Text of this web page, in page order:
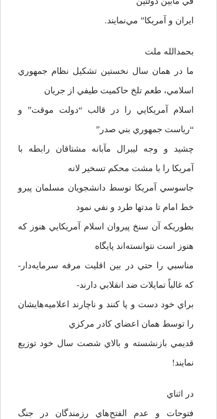
ايران و آمريكا” مي‌نمايند.
بحمدالله ملت
ما در همان سال نخستين تشكيل نظام جمهوري
اسلامي، طعم تلخ حاكميت طيفي از جريان
اسلام آمريكايي را در قالب “دولت موقت” و
“رياست جمهوري بني صدر”
چشيد و وجه ليبرال مآبانه مشتاقان رابطه با
آمريكا را با مشت محكم تسخير لانه
جاسوسي آمريكا توسط دانشجويان مسلمان پيرو
خط امام تا مدتها طرد و نفي نمود
بطوريكه آن سنخ پيروان اسلام آمريكايي هنوز كه
هنوز است نتوانسته‌اند پايگاه
مناسبي را حتي در بين اقليت مرفه سرمايه‌دار-
كه غالباً تمايلات ضد انقلابي دارند-
براي خود دست و پا كنند و ناچارند اعلاميه‌هايشان
را توسط همان اعضاي كادر مركزي
قديمي بازنشسته و بالاي شصت سال خود توزيع
نمايند!
در اثناي
فتوحات و عدم الفتح‌هاي رزمندگان در جنگ